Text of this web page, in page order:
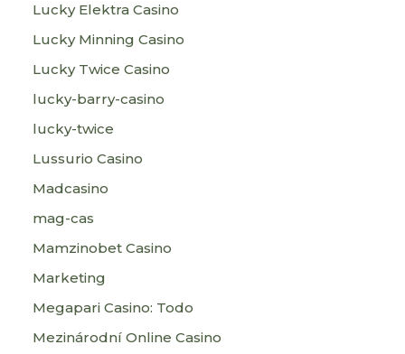
Lucky Elektra Casino
Lucky Minning Casino
Lucky Twice Casino
lucky-barry-casino
lucky-twice
Lussurio Casino
Madcasino
mag-cas
Mamzinobet Casino
Marketing
Megapari Casino: Todo
Mezinárodní Online Casino